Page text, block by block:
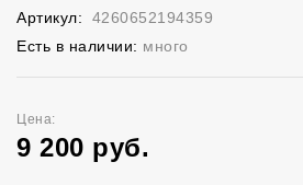
Артикул:
4260652194359
Есть в наличии: много
Цена:
9 200 руб.